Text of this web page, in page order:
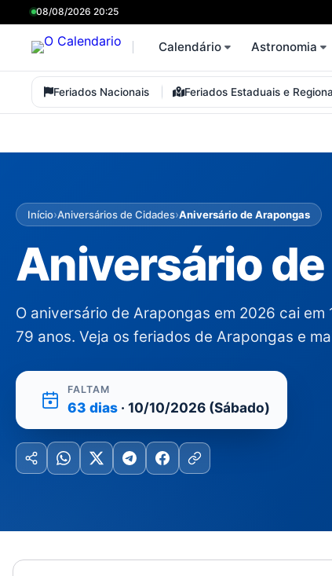
08/08/2026 20:25
Calendário Astronomia
Feriados Nacionais Feriados Estaduais e
Início›Aniversários de Cidades›Aniversário de Arapongas
Aniversário
O aniversário de Arapongas em 2026 cai
79 anos. Veja os feriados de Arapongas e
FALTAM
63 dias · 10/10/2026 (Sábado)